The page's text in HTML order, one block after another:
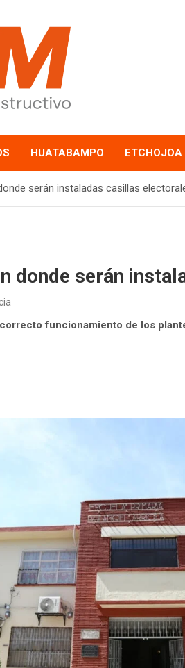
HUATABAMPO ETCHOJOA
serán instaladas casillas
donde serán
correcto funcionamiento de los